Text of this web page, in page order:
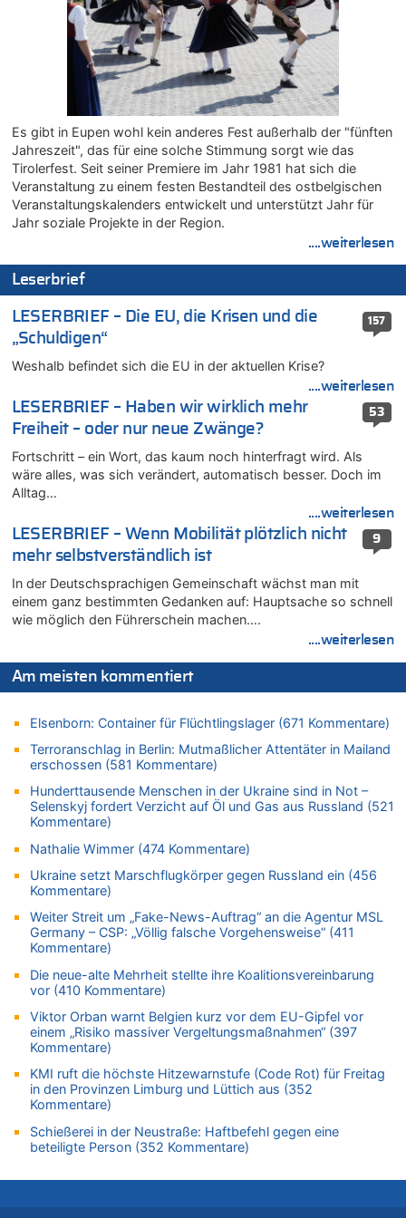
Tempolimit in 30er-Zonen – Untersuchung von Vias
08.08.2026 - 00:26 von klar zu
Mehrere Menschen in Londons City niedergestochen
07.08.2026 - 23:52 von Hans L. zu
Aachen ab 11. August wieder Mekka des Pferdesports –
Belgien setzt bei Reit-WM auf starke Springreiter
07.08.2026 - 22:12 von Pitstop zu
Mark van Bommel offiziell als neuer Nationalcoach der Roten
Teufel vorgestellt: „Ist mir eine große Ehre“
07.08.2026 - 22:03 von Ach zu
Aachen ab 11. August wieder Mekka des Pferdesports –
07.08.2026 - 20:57 von michlaustderaffe zu
Zweite Hitzewelle in diesem Sommer ist jetzt amtlich
07.08.2026 - 20:22 von Anstreicher zu
Zweite Hitzewelle in diesem Sommer ist jetzt amtlich
07.08.2026 - 20:11 von Noah Parmentier zu
Zweite Hitzewelle in diesem Sommer ist jetzt amtlich
07.08.2026 - 19:52 von Hugo Egon Bernhard von Sinnen zu
In Belgien missachten zwei von drei Autofahrern das
Tempolimit in 30er-Zonen – Untersuchung von Vias
07.08.2026 - 18:31 von Panda46 zu
Mark van Bommel offiziell als neuer Nationalcoach der Roten
Teufel vorgestellt: „Ist mir eine große Ehre“
Zweite Hitzewelle in diesem Sommer ist jetzt amtlich
07.08.2026 - 17:55 von M der Block zu
AS Eupen: „Keiner weiß, wohin die Reise geht…“
07.08.2026 - 16:38 von Joseph Meyer zu
Wasserstand des Rheins in NRW so niedrig wie noch nie
In Belgien missachten zwei von drei Autofahrern das
Tempolimit in 30er-Zonen – Untersuchung von Vias
In Belgien missachten zwei von drei Autofahrern das
Tempolimit in 30er-Zonen – Untersuchung von Vias
07.08.2026 - 15:56 von Eifel_er zu
Mark van Bommel offiziell als neuer Nationalcoach der Roten
Teufel vorgestellt: „Ist mir eine große Ehre“
07.08.2026 - 15:43 von Hausmeister zu
Wie kam es zur Ceuta-Krise?
07.08.2026 - 15:30 von Soso zu
Aachen ab 11. August wieder Mekka des Pferdesports –
07.08.2026 - 15:13 von Joseph Meyer zu
Mark van Bommel offiziell als neuer Nationalcoach der Roten
Teufel vorgestellt: „Ist mir eine große Ehre“
07.08.2026 - 15:06 von Wolfgang2 zu
Kollision zwischen Autofahrer und Radfahrer an RAVeL-Weg
07.08.2026 - 14:35 von Vorfahrt zu
In Belgien missachten zwei von drei Autofahrern das
Tempolimit in 30er-Zonen – Untersuchung von Vias
07.08.2026 - 14:33 von Ostbelgien Direkt zu
Offiziell: Van Bommel wird Belgiens Nationaltrainer
07.08.2026 - 13:39 von alter weißer mann zu
Zurück an den Rhein: Hendrich wechselt zum 1. FC Köln
07.08.2026 - 13:39 von Ach zu
Es gibt in Eupen wohl kein anderes Fest außerhalb der "fünften
Jahreszeit", das für eine solche Stimmung sorgt wie das
Tirolerfest. Seit seiner Premiere im Jahr 1981 hat sich die
Veranstaltung zu einem festen Bestandteil des ostbelgischen
Veranstaltungskalenders entwickelt und unterstützt Jahr für
Jahr soziale Projekte in der Region.
....weiterlesen
Leserbrief
157
LESERBRIEF – Die EU, die Krisen und die
„Schuldigen“
Weshalb befindet sich die EU in der aktuellen Krise?
....weiterlesen
53
LESERBRIEF – Haben wir wirklich mehr
Freiheit – oder nur neue Zwänge?
Fortschritt – ein Wort, das kaum noch hinterfragt wird. Als
wäre alles, was sich verändert, automatisch besser. Doch im
Alltag…
....weiterlesen
9
LESERBRIEF – Wenn Mobilität plötzlich nicht
mehr selbstverständlich ist
In der Deutschsprachigen Gemeinschaft wächst man mit
einem ganz bestimmten Gedanken auf: Hauptsache so schnell
wie möglich den Führerschein machen….
....weiterlesen
Am meisten kommentiert
Elsenborn: Container für Flüchtlingslager (671 Kommentare)
Terroranschlag in Berlin: Mutmaßlicher Attentäter in Mailand
erschossen (581 Kommentare)
Hunderttausende Menschen in der Ukraine sind in Not –
Selenskyj fordert Verzicht auf Öl und Gas aus Russland (521
Kommentare)
Nathalie Wimmer (474 Kommentare)
Ukraine setzt Marschflugkörper gegen Russland ein (456
Kommentare)
Weiter Streit um „Fake-News-Auftrag“ an die Agentur MSL
Germany – CSP: „Völlig falsche Vorgehensweise“ (411
Kommentare)
Die neue-alte Mehrheit stellte ihre Koalitionsvereinbarung
vor (410 Kommentare)
Viktor Orban warnt Belgien kurz vor dem EU-Gipfel vor
einem „Risiko massiver Vergeltungsmaßnahmen“ (397
Kommentare)
KMI ruft die höchste Hitzewarnstufe (Code Rot) für Freitag
in den Provinzen Limburg und Lüttich aus (352
Kommentare)
Schießerei in der Neustraße: Haftbefehl gegen eine
beteiligte Person (352 Kommentare)